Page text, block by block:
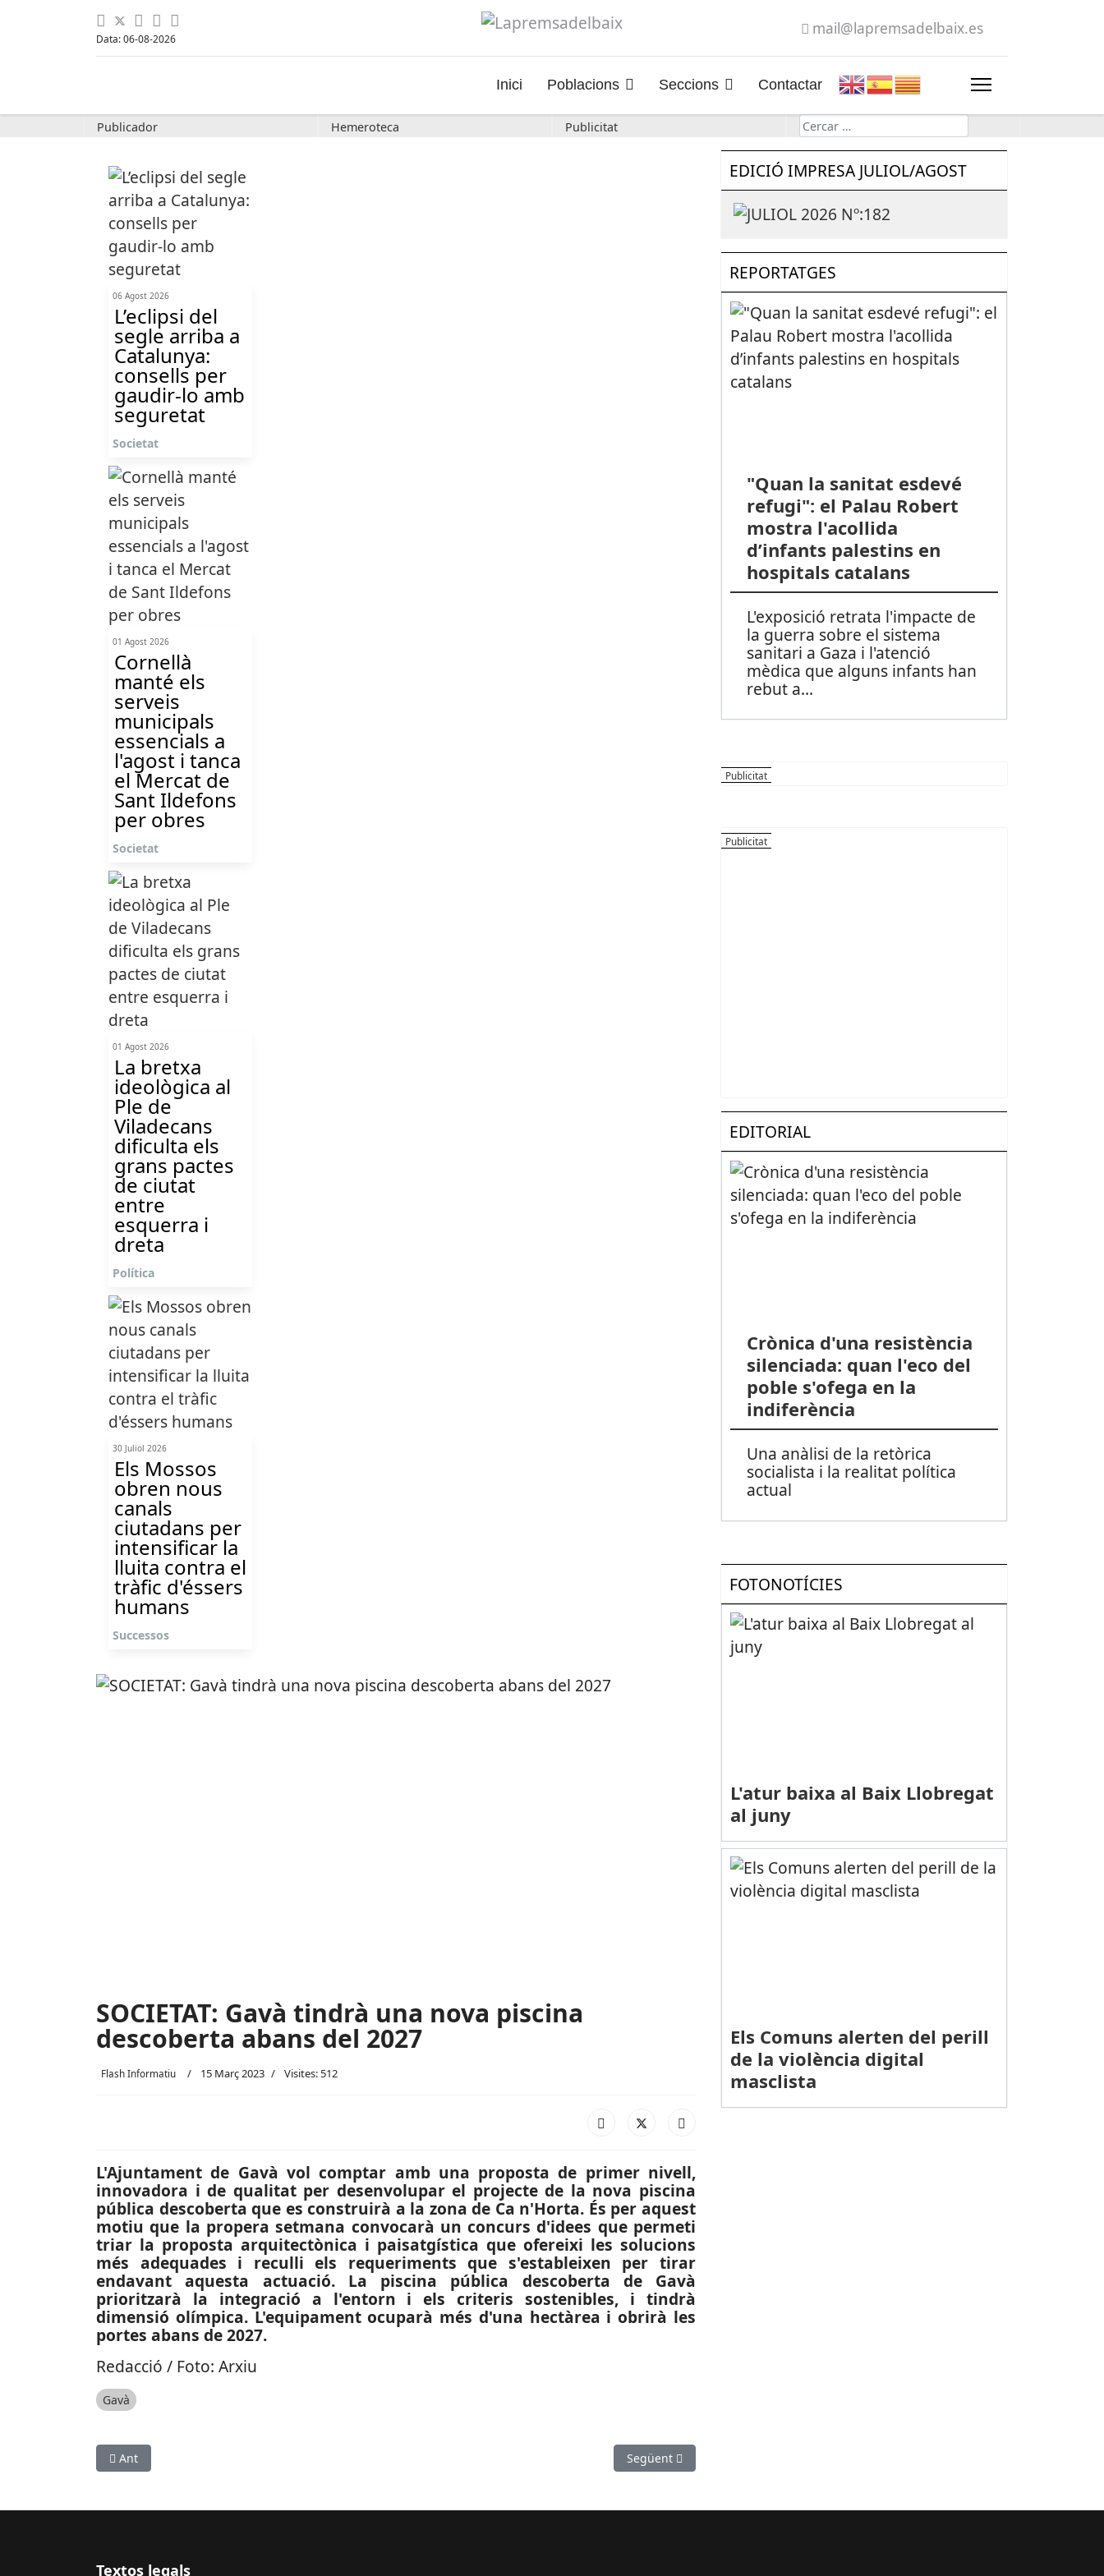
Data: 06-08-2026
mail@lapremsadelbaix.es
Inici Poblacions Seccions Contactar
Publicador Hemeroteca Publicitat Cerca
06 Agost 2026
L’eclipsi del
segle arriba a
Catalunya:
consells per
gaudir-lo amb
seguretat
Societat
01 Agost 2026
Cornellà
manté els
serveis
municipals
essencials a
l'agost i tanca
el Mercat de
Sant Ildefons
per obres
Societat
01 Agost 2026
La bretxa
ideològica al
Ple de
Viladecans
dificulta els
grans pactes
de ciutat
entre
esquerra i
dreta
Política
30 Juliol 2026
Els Mossos
obren nous
canals
ciutadans per
intensificar la
lluita contra el
tràfic d'éssers
humans
Successos
SOCIETAT: Gavà tindrà una nova piscina
descoberta abans del 2027
Flash Informatiu 15 Març 2023 Visites: 512
L'Ajuntament de Gavà vol comptar amb una proposta de primer nivell,
innovadora i de qualitat per desenvolupar el projecte de la nova piscina
pública descoberta que es construirà a la zona de Ca n'Horta. És per aquest
motiu que la propera setmana convocarà un concurs d'idees que permeti
triar la proposta arquitectònica i paisatgística que ofereixi les solucions
més adequades i reculli els requeriments que s'estableixen per tirar
endavant aquesta actuació. La piscina pública descoberta de Gavà
prioritzarà la integració a l'entorn i els criteris sostenibles, i tindrà
dimensió olímpica. L'equipament ocuparà més d'una hectàrea i obrirà les
portes abans de 2027.
Redacció / Foto: Arxiu
Gavà
Article anterior: SOCIETAT: Es destinarà gairebé un milió d’euros per comunicar les dues zones de Sant Andreu de la Barca
Ant Article següent: ECONOMIA: Seat presenta un benefici operatiu de 33 milions d’euros
Següent
EDICIÓ IMPRESA JULIOL/AGOST
REPORTATGES
"Quan la sanitat esdevé
refugi": el Palau Robert
mostra l'acollida
d’infants palestins en
hospitals catalans
L'exposició retrata l'impacte de
la guerra sobre el sistema
sanitari a Gaza i l'atenció
mèdica que alguns infants han
rebut a...
EDITORIAL
Crònica d'una resistència
silenciada: quan l'eco del
poble s'ofega en la
indiferència
Una anàlisi de la retòrica
socialista i la realitat política
actual
FOTONOTÍCIES
L'atur baixa al Baix Llobregat
al juny
Els Comuns alerten del perill
de la violència digital
masclista
Textos legals